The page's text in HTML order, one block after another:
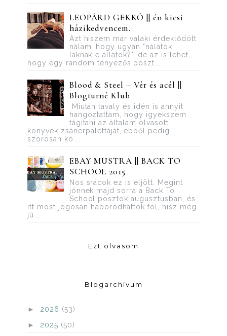
LEOPÁRD GEKKÓ || én kicsi
házikedvencem.
Azt hiszem már valaki érdeklődött
nálam, hogy ugyan "nálatok
laknak-e állatok?", de az is lehet,
hogy egy random tényezős poszt...
Blood ​& Steel – Vér és acél ||
Blogturné Klub
Miután tavaly és idén is annyit
hangoztattam, hogy igyekszem
tágítani az általam olvasott
könyvek zsánerpalettáját, ebből pedig
szorosan kö...
EBAY MUSTRA || BACK TO
SCHOOL 2015
Nos srácok ez is eljött. Megint
jönnek majd sorra a Back To
School posztok augusztusban, és
itt most jogosan háborodhattok föl, hisz még
jú...
Ezt olvasom
Blogarchívum
► 2026 (53)
► 2025 (50)